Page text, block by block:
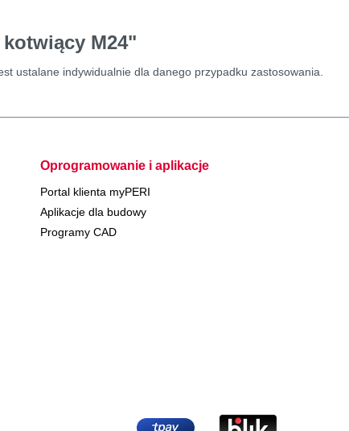
M24"
ustalane indywidualnie dla danego przypadku zastosowania.
Oprogramowanie i aplikacje
Portal klienta myPERI
Aplikacje dla budowy
Programy CAD